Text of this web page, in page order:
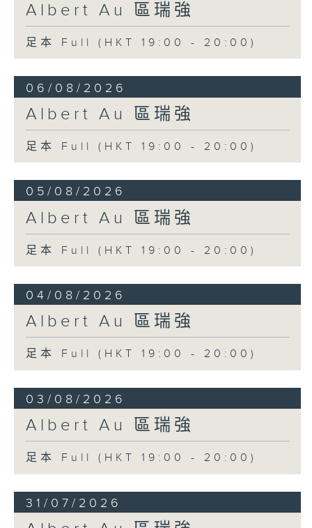
Albert Au 區瑞強
足本 Full (HKT 19:00 - 20:00)
06/08/2026
Albert Au 區瑞強
足本 Full (HKT 19:00 - 20:00)
05/08/2026
Albert Au 區瑞強
足本 Full (HKT 19:00 - 20:00)
04/08/2026
Albert Au 區瑞強
足本 Full (HKT 19:00 - 20:00)
03/08/2026
Albert Au 區瑞強
足本 Full (HKT 19:00 - 20:00)
31/07/2026